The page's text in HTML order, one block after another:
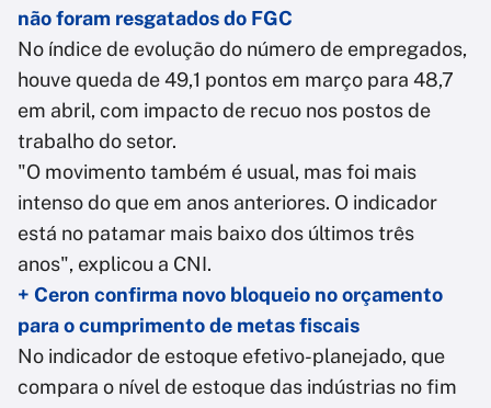
não foram resgatados do FGC
No índice de evolução do número de empregados,
houve queda de 49,1 pontos em março para 48,7
em abril, com impacto de recuo nos postos de
trabalho do setor.
"O movimento também é usual, mas foi mais
intenso do que em anos anteriores. O indicador
está no patamar mais baixo dos últimos três
anos", explicou a CNI.
+ Ceron confirma novo bloqueio no orçamento
para o cumprimento de metas fiscais
No indicador de estoque efetivo-planejado, que
compara o nível de estoque das indústrias no fim